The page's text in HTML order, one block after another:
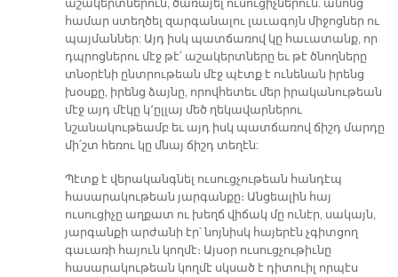
աշակերտներուն, ծառայել ուսուցիչներուն. անոնց
համար ստեղծել զարգանալու լաւագոյն միջոցներ ու
պայմաններ: Այդ իսկ պատճառով կը հաւատանք, որ
դպրոցներու մէջ թէ՛ աշակերտները եւ թէ ծնողները
տնօրէնի ընտրութեան մէջ պէտք է ունենան իրենց
խօսքը, իրենց ձայնը, որովհետեւ մեր իրականութեան
մէջ այդ մէկը կ՚ըլլայ մեծ ղեկավարներու
նշանակութեամբ եւ այդ իսկ պատճառով ճիշդ մարդը
մի՛շտ հեռու կը մնայ ճիշդ տեղէն:
Պէտք է վերականգնել ուսուցչութեան հանդէպ
հասարակութեան յարգանքը։ Անցեալին հայ
ուսուցիչը աղքատ ու խեղճ վիճակ մը ունէր, սակայն,
յարգանքի արժանի էր՝ նոյնիսկ հայերէն չգիտցող
գաւառի հայուն կողմէ։ Այսօր ուսուցչութիւնը
հասարակութեան կողմէ սկսած է դիտուիլ որպէս